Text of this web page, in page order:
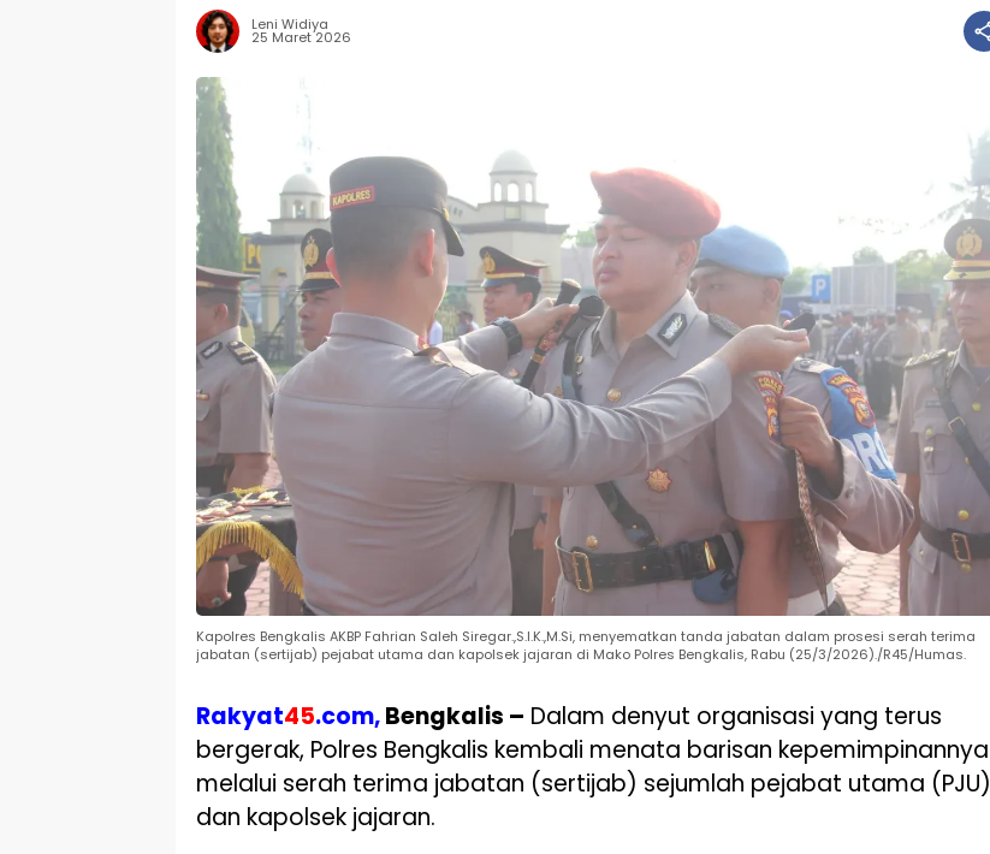
Leni Widiya
25 Maret 2026
Kapolres Bengkalis AKBP Fahrian Saleh Siregar.,S.I.K.,M.Si, menyematkan tanda jabatan dalam prosesi serah terima
jabatan (sertijab) pejabat utama dan kapolsek jajaran di Mako Polres Bengkalis, Rabu (25/3/2026)./R45/Humas.
Rakyat45.com,Bengkalis – Dalam denyut organisasi yang terus
bergerak, Polres Bengkalis kembali menata barisan kepemimpinannya
melalui serah terima jabatan (sertijab) sejumlah pejabat utama (PJU)
dan kapolsek jajaran.